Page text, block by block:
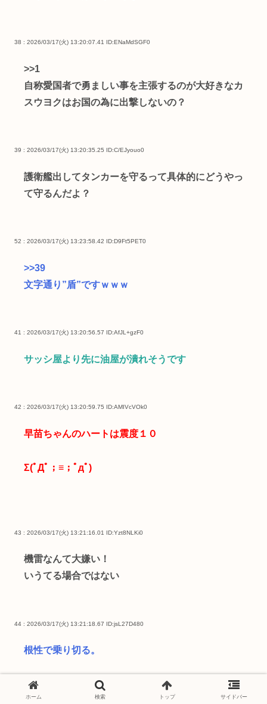
38 : 2026/03/17(火) 13:20:07.41 ID:ENaMdSGF0
>>1
自称愛国者で勇ましい事を主張するのが大好きなカ
スウヨクはお国の為に出撃しないの？
39 : 2026/03/17(火) 13:20:35.25 ID:C/EJyouo0
護衛艦出してタンカーを守るって具体的にどうやっ
て守るんだよ？
52 : 2026/03/17(火) 13:23:58.42 ID:D9Ft5PET0
>>39
文字通り”盾”ですｗｗｗ
41 : 2026/03/17(火) 13:20:56.57 ID:AfJL+gzF0
サッシ屋より先に油屋が潰れそうです
42 : 2026/03/17(火) 13:20:59.75 ID:AMIVcVOk0
早苗ちゃんのハートは震度１０
Σ(ﾟДﾟ；≡；ﾟдﾟ)
43 : 2026/03/17(火) 13:21:16.01 ID:Yzt8NLKi0
機雷なんて大嫌い！
いうてる場合ではない
44 : 2026/03/17(火) 13:21:18.67 ID:jsL27D480
根性で乗り切る。
45 : 2026/03/17(火) 13:22:24.56
ホーム 検索 トップ サイドバー